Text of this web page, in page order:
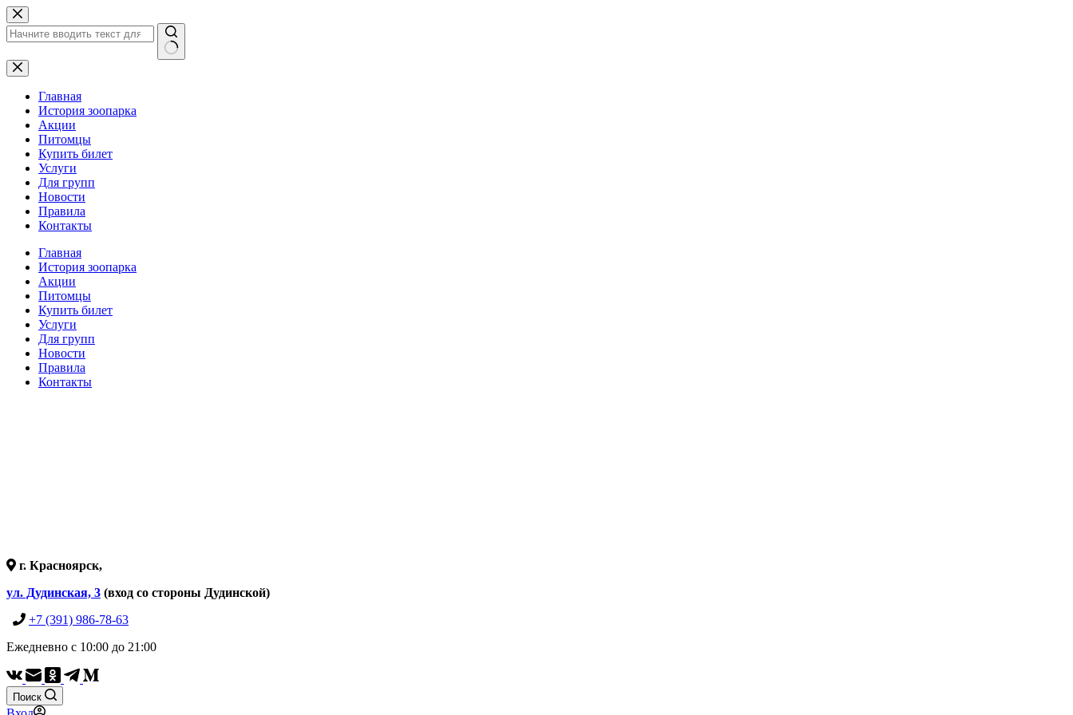
Перейти
к
сути
Ничего
не
найденоГлавная
История зоопарка
Акции
Питомцы
Купить билет
Услуги
Для групп
Новости
Правила
Контакты
Главная
История зоопарка
Акции
Питомцы
Купить билет
Услуги
Для групп
Новости
Правила
Контакты
г. Красноярск,
ул. Дудинская, 3 (вход со стороны Дудинской)
+7 (391) 986-78-63
Ежедневно с 10:00 до 21:00
Поиск